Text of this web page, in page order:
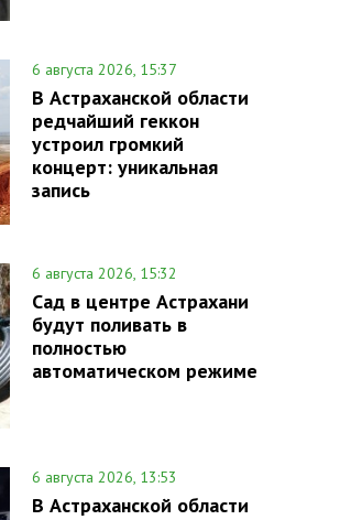
6 августа 2026, 15:37
В Астраханской области
редчайший геккон
устроил громкий
концерт: уникальная
запись
6 августа 2026, 15:32
Сад в центре Астрахани
будут поливать в
полностью
автоматическом режиме
6 августа 2026, 13:53
В Астраханской области